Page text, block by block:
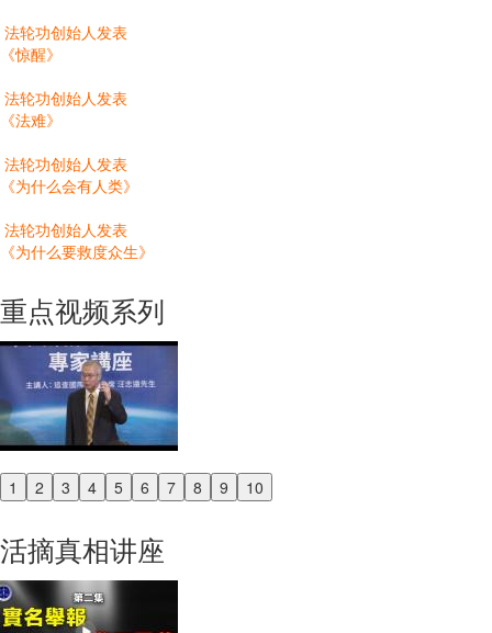
法轮功创始人发表
《惊醒》
法轮功创始人发表
《法难》
法轮功创始人发表
《为什么会有人类》
法轮功创始人发表
《为什么要救度众生》
重点视频系列
1 2 3 4 5 6 7 8 9 10
Previous
活摘真相讲座